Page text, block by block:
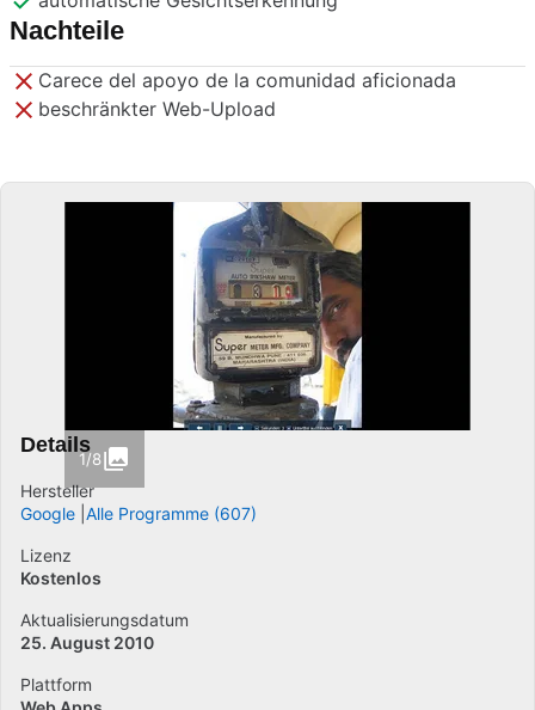
Nachteile
Carece del apoyo de la comunidad aficionada
beschränkter Web-Upload
1/8
Details
Hersteller
Google Alle Programme (607)
Lizenz
Kostenlos
Aktualisierungsdatum
25. August 2010
Plattform